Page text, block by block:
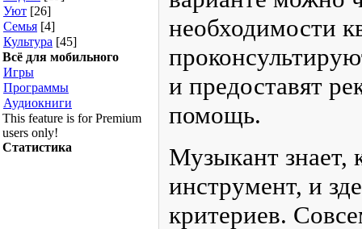
Здоровье
[42]
Услуги [111]
Общество [54]
Экономика
[37]
Покупки
Строительство
Отдых [19]
Уют [26]
Семья [4]
Культура [45]
широкий
продукцию в любом
интернет тутMuzbox
квалифицированные
проконсультируют,
вопросы и
потребовалась